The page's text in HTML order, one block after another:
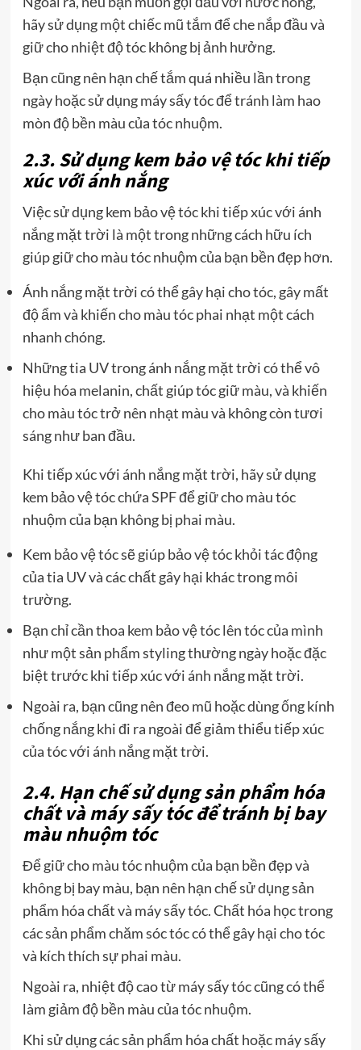
hãy sử dụng một chiếc mũ tắm để che nắp đầu và
giữ cho nhiệt độ tóc không bị ảnh hưởng.
Bạn cũng nên hạn chế tắm quá nhiều lần trong
ngày hoặc sử dụng máy sấy tóc để tránh làm hao
mòn độ bền màu của tóc nhuộm.
2.3. Sử dụng kem bảo vệ tóc khi tiếp
xúc với ánh nắng
Việc sử dụng kem bảo vệ tóc khi tiếp xúc với ánh
nắng mặt trời là một trong những cách hữu ích
giúp giữ cho màu tóc nhuộm của bạn bền đẹp hơn.
Ánh nắng mặt trời có thể gây hại cho tóc, gây mất
độ ẩm và khiến cho màu tóc phai nhạt một cách
nhanh chóng.
Những tia UV trong ánh nắng mặt trời có thể vô
hiệu hóa melanin, chất giúp tóc giữ màu, và khiến
cho màu tóc trở nên nhạt màu và không còn tươi
sáng như ban đầu.
Khi tiếp xúc với ánh nắng mặt trời, hãy sử dụng
kem bảo vệ tóc chứa SPF để giữ cho màu tóc
nhuộm của bạn không bị phai màu.
Kem bảo vệ tóc sẽ giúp bảo vệ tóc khỏi tác động
của tia UV và các chất gây hại khác trong môi
trường.
Bạn chỉ cần thoa kem bảo vệ tóc lên tóc của mình
như một sản phẩm styling thường ngày hoặc đặc
biệt trước khi tiếp xúc với ánh nắng mặt trời.
Ngoài ra, bạn cũng nên đeo mũ hoặc dùng ống kính
chống nắng khi đi ra ngoài để giảm thiểu tiếp xúc
của tóc với ánh nắng mặt trời.
2.4. Hạn chế sử dụng sản phẩm hóa
chất và máy sấy tóc để tránh bị bay
màu nhuộm tóc
Để giữ cho màu tóc nhuộm của bạn bền đẹp và
không bị bay màu, bạn nên hạn chế sử dụng sản
phẩm hóa chất và máy sấy tóc. Chất hóa học trong
các sản phẩm chăm sóc tóc có thể gây hại cho tóc
và kích thích sự phai màu.
Ngoài ra, nhiệt độ cao từ máy sấy tóc cũng có thể
làm giảm độ bền màu của tóc nhuộm.
Khi sử dụng các sản phẩm hóa chất hoặc máy sấy